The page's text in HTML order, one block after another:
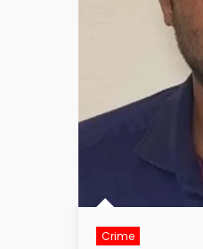
Crime